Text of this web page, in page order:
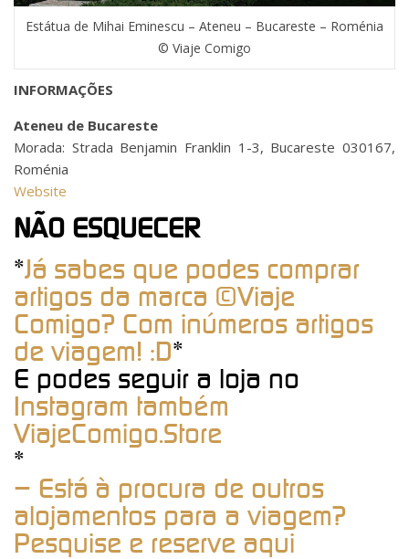
Estátua de Mihai Eminescu – Ateneu – Bucareste – Roménia
© Viaje Comigo
INFORMAÇÕES
Ateneu de Bucareste
Morada: Strada Benjamin Franklin 1-3, Bucareste 030167,
Roménia
Website
NÃO ESQUECER
*Já sabes que podes comprar
artigos da marca ©Viaje
Comigo? Com inúmeros artigos
de viagem! :D*
E podes seguir a loja no
Instagram também
ViajeComigo.Store
*
– Está à procura de outros
alojamentos para a viagem?
Pesquise e reserve aqui